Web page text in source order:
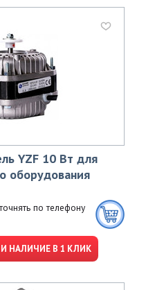
YZF 10 Вт для
оборудования
по телефону
НАЛИЧИЕ В 1 КЛИК